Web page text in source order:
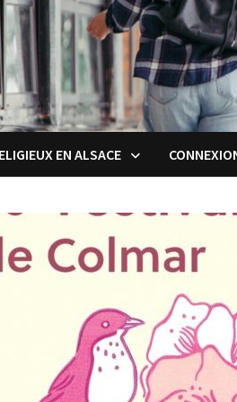
EN ALSACE